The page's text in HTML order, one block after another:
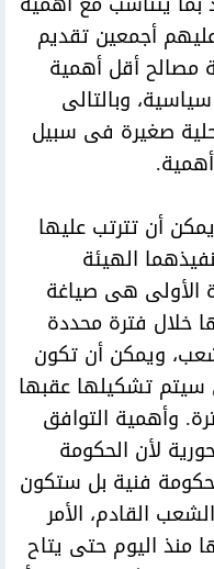
أجمعين تقديم
مصالح أقل أهمية
وبالتالى
صغيرة فى سبيل
أن تترتب عليها
الهيئة
الأولى هى صياغة
خلال فترة محددة
ويمكن أن تكون
سيتم تشكيلها عقبها
وأهمية التوافق
لأن الحكومة
حكومة فنية بل ستكون
القادم، الأمر
منذ اليوم حتى يتاح